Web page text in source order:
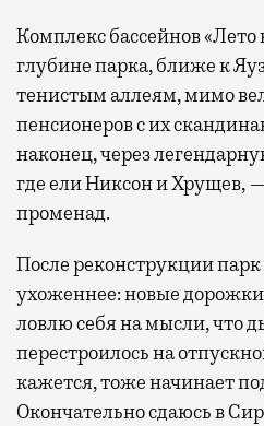
Комплекс бассейнов «Лето
глубине парка, ближе к
тенистым аллеям, мимо
пенсионеров с их
наконец, через
где ели Никсон и Хрущев, —
променад.
После реконструкции парк
ухоженнее: новые
ловлю себя на мысли, что
перестроилось на
кажется, тоже начинает
Окончательно сдаюсь в